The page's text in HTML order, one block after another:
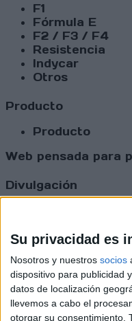
Su privacidad es
Nosotros y nuestros socios
dispositivo para publicidad
datos de localización
llevemos a cabo el
otorgar su consentimiento.
F1
Fórmula E
F2 / F3 / F4
Resistencia
Indycar
Otros
Producto
Producto
Web pensada para
Divulgación
Comunicados
Vídeos (on
Redes Sociales